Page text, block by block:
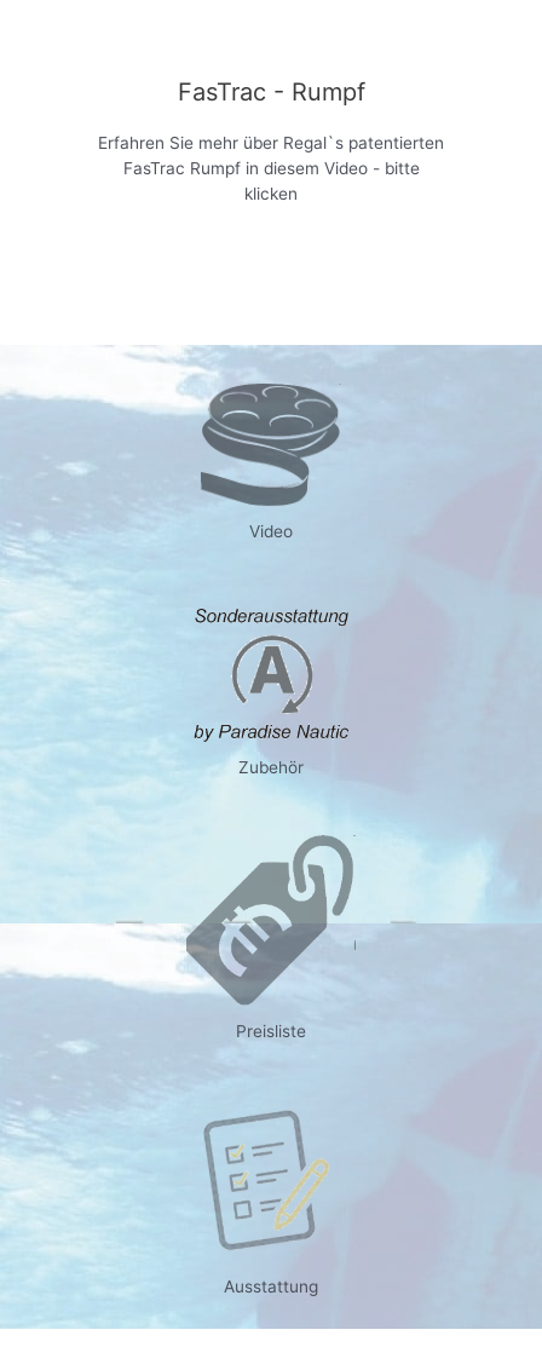
FasTrac - Rumpf
Erfahren Sie mehr über Regal`s patentierten
FasTrac Rumpf in diesem Video - bitte
klicken
Video
Zubehör
Preisliste
Ausstattung